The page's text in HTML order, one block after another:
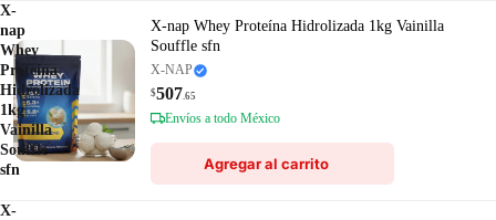
X-
nap
Whey
Proteína
Hidrolizada
1kg
Vainilla
Souffle
sfn
X-nap Whey Proteína Hidrolizada 1kg Vainilla
Souffle sfn
X-NAP
$507.65
Envíos a todo México
Agregar al carrito
X-